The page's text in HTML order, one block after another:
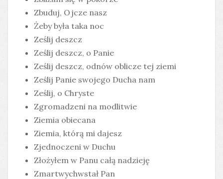
Zbuduj, Ojcze nasz
Żeby była taka noc
Ześlij deszcz
Ześlij deszcz, o Panie
Ześlij deszcz, odnów oblicze tej ziemi
Ześlij Panie swojego Ducha nam
Ześlij, o Chryste
Zgromadzeni na modlitwie
Ziemia obiecana
Ziemia, którą mi dajesz
Zjednoczeni w Duchu
Złożyłem w Panu całą nadzieję
Zmartwychwstał Pan